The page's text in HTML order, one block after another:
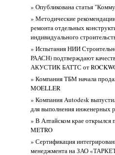
» Опубликована статья
» Методические
ремонта отдельных
индивидуального
» Испытания НИИ
РААСН) подтверждают
АКУСТИК БАТТС от
» Компания ТБМ начала
MOELLER
» Компания Autodesk
для выполнения инженерных
» В Алтайском крае открылся
METRO
» Сертификация
менеджмента на ЗАО